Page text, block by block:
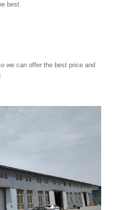
best.
we can offer the best price and